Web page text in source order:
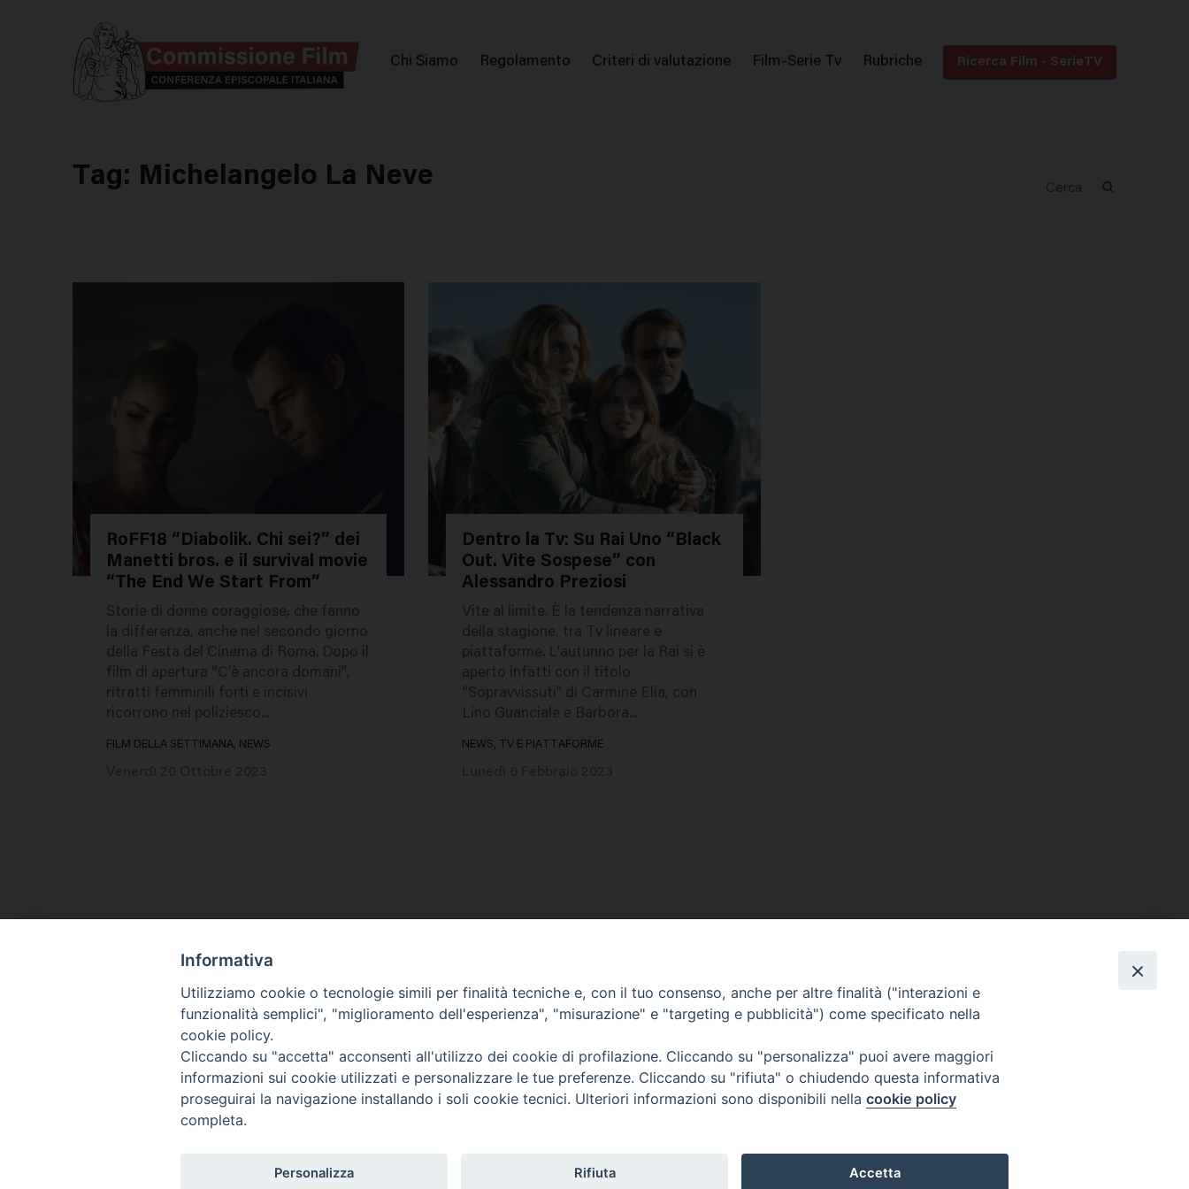
Menu
Chi Siamo Regolamento Criteri di valutazione Film-Serie Tv Rubriche Ricerca Film - SerieTV
Tag: Michelangelo La Neve
236430
RoFF18 “Diabolik. Chi sei?” dei
Manetti bros. e il survival movie
“The End We Start From”
Storie di donne coraggiose, che fanno
la differenza, anche nel secondo giorno
della Festa del Cinema di Roma. Dopo il
film di apertura “C’è ancora domani”,
ritratti femminili forti e incisivi
ricorrono nel poliziesco...
FILM DELLA SETTIMANA, NEWS
52232
Dentro la Tv: Su Rai Uno “Black
Out. Vite Sospese” con
Alessandro Preziosi
Vite al limite. È la tendenza narrativa
della stagione, tra Tv lineare e
piattaforme. L’autunno per la Rai si è
aperto infatti con il titolo
“Sopravvissuti” di Carmine Elia, con
Lino Guanciale e Barbora...
NEWS, TV E PIATTAFORME
Contatti & Info
C.ne Aurelia, 50 – 00165 Roma
Credits
Scrivi a: cnvf@chiesacattolica.it
Privacy Policy
Titolo
Informativa
Utilizziamo cookie o tecnologie simili per finalità tecniche e, con il tuo consenso, anche per altre finalità ("interazioni e
funzionalità semplici", "miglioramento dell'esperienza", "misurazione" e "targeting e pubblicità") come specificato nella
cookie policy.
Cliccando su "accetta" acconsenti all'utilizzo dei cookie di profilazione. Cliccando su "personalizza" puoi avere maggiori
informazioni sui cookie utilizzati e personalizzare le tue preferenze. Cliccando su "rifiuta" o chiudendo questa informativa
proseguirai la navigazione installando i soli cookie tecnici. Ulteriori informazioni sono disponibili nella cookie policy
completa.
Personalizza Rifiuta Accetta